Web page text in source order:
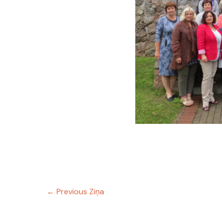
← Previous Ziņa